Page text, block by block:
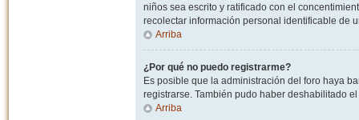
niños sea escrito y ratificado con el
recolectar información personal identificable de
Arriba
¿Por qué no puedo registrarme?
Es posible que la administración del foro haya
registrarse. También pudo haber deshabilitado
Arriba